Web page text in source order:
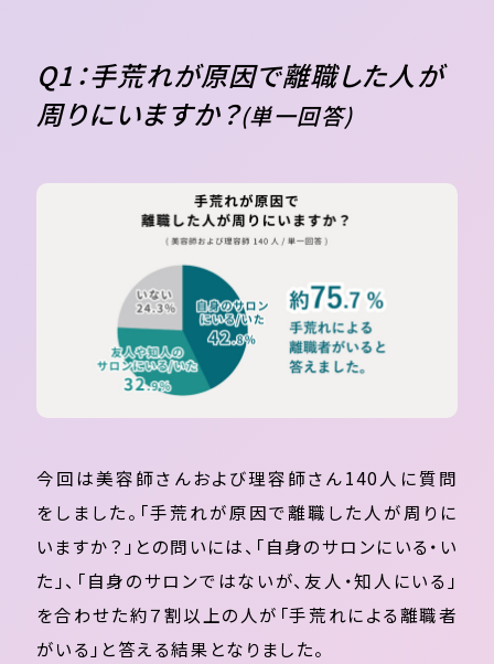
Q1：手荒れが原因で離職した人が
周りにいますか？(単一回答)
今回は美容師さんおよび理容師さん140人に質問
をしました。「手荒れが原因で離職した人が周りに
いますか？」との問いには、「自身のサロンにいる・い
た」、「自身のサロンではないが、友人・知人にいる」
を合わせた約７割以上の人が「手荒れによる離職者
がいる」と答える結果となりました。